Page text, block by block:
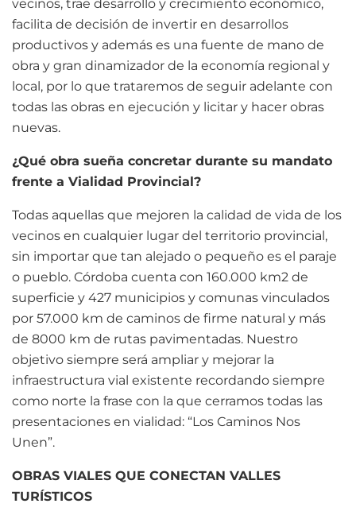
vecinos, trae desarrollo y crecimiento económico,
facilita de decisión de invertir en desarrollos
productivos y además es una fuente de mano de
obra y gran dinamizador de la economía regional y
local, por lo que trataremos de seguir adelante con
todas las obras en ejecución y licitar y hacer obras
nuevas.
¿Qué obra sueña concretar durante su mandato
frente a Vialidad Provincial?
Todas aquellas que mejoren la calidad de vida de los
vecinos en cualquier lugar del territorio provincial,
sin importar que tan alejado o pequeño es el paraje
o pueblo. Córdoba cuenta con 160.000 km2 de
superficie y 427 municipios y comunas vinculados
por 57.000 km de caminos de firme natural y más
de 8000 km de rutas pavimentadas. Nuestro
objetivo siempre será ampliar y mejorar la
infraestructura vial existente recordando siempre
como norte la frase con la que cerramos todas las
presentaciones en vialidad: “Los Caminos Nos
Unen”.
OBRAS VIALES QUE CONECTAN VALLES
TURÍSTICOS